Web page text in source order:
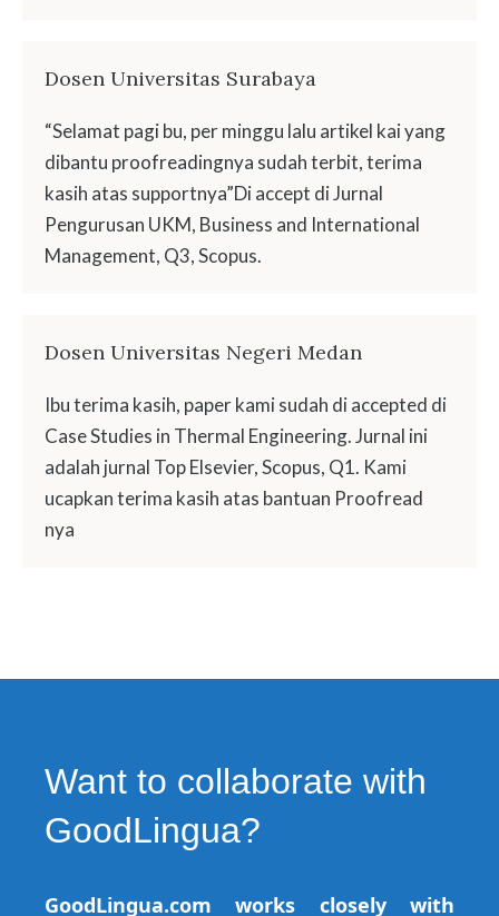
Dosen Universitas Surabaya
“Selamat pagi bu, per minggu lalu artikel kai yang
dibantu proofreadingnya sudah terbit, terima
kasih atas supportnya”Di accept di Jurnal
Pengurusan UKM, Business and International
Management, Q3, Scopus.
Dosen Universitas Negeri Medan
Ibu terima kasih, paper kami sudah di accepted di
Case Studies in Thermal Engineering. Jurnal ini
adalah jurnal Top Elsevier, Scopus, Q1. Kami
ucapkan terima kasih atas bantuan Proofread
nya
Want to collaborate with
GoodLingua?
GoodLingua.com works closely with